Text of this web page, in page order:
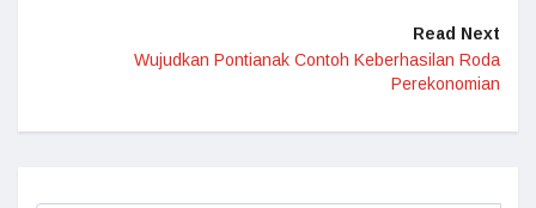
Read Next
Wujudkan Pontianak Contoh Keberhasilan Roda
Perekonomian